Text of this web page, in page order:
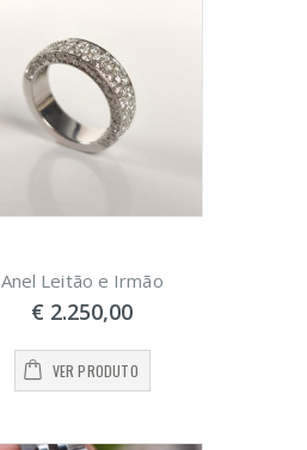
Anel Leitão e Irmão
€ 2.250,00
VER PRODUTO